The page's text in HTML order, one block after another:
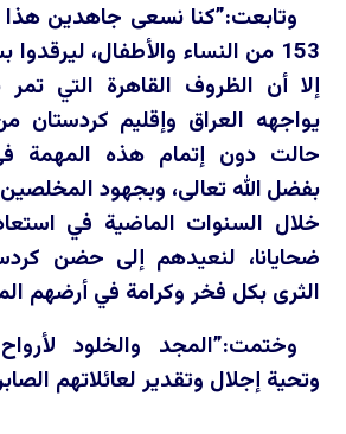
وتابعت:”كنا نسعى جاهدين هذا
153 من النساء والأطفال،
إلا أن الظروف القاهرة التي تمر
يواجهه العراق وإقليم كردستان
حالت دون إتمام هذه المهمة
بفضل الله تعالى، وبجهود
خلال السنوات الماضية في
ضحايانا، لنعيدهم إلى حضن
الثرى بكل فخر وكرامة في أرضهم
وختمت:”المجد والخلود
وتحية إجلال وتقدير لعائلاتهم